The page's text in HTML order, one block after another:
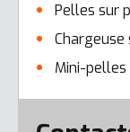
Pelles sur
Chargeuse
Mini-pelles
Error here